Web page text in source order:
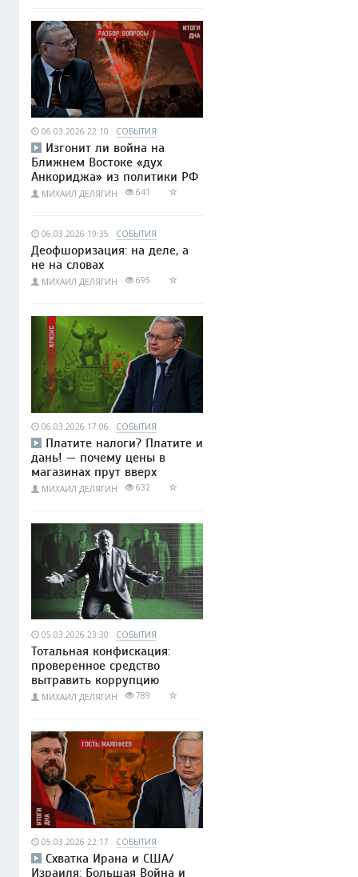
06.03.2026 22:10 СОБЫТИЯ
Изгонит ли война на
Ближнем Востоке «дух
Анкориджа» из политики РФ
МИХАИЛ ДЕЛЯГИН 641
06.03.2026 19:35 СОБЫТИЯ
Деофшоризация: на деле, а
не на словах
МИХАИЛ ДЕЛЯГИН 695
06.03.2026 17:06 СОБЫТИЯ
Платите налоги? Платите и
дань! — почему цены в
магазинах прут вверх
МИХАИЛ ДЕЛЯГИН 632
05.03.2026 23:30 СОБЫТИЯ
Тотальная конфискация:
проверенное средство
вытравить коррупцию
МИХАИЛ ДЕЛЯГИН 789
05.03.2026 22:17 СОБЫТИЯ
Схватка Ирана и США/
Израиля: Большая Война и